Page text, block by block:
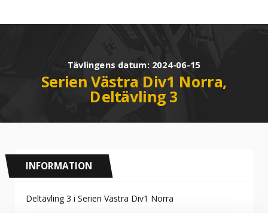
Tävlingens datum: 2024-06-15
Serien Västra Div1 Norra,
Deltävling 3
INFORMATION
Deltävling 3 i Serien Västra Div1 Norra